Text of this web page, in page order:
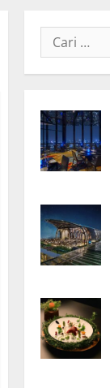
Cari
untuk: